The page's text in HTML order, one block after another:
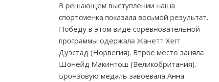
В решающем выступлении наша
спортсменка показала восьмой результат.
Победу в этом виде соревновательной
программы одержала Жанетт Хегг
Дуэстад (Норвегия). Втрое место заняла
Шонейд Макинтош (Великобритания).
Бронзовую медаль завоевала Анна